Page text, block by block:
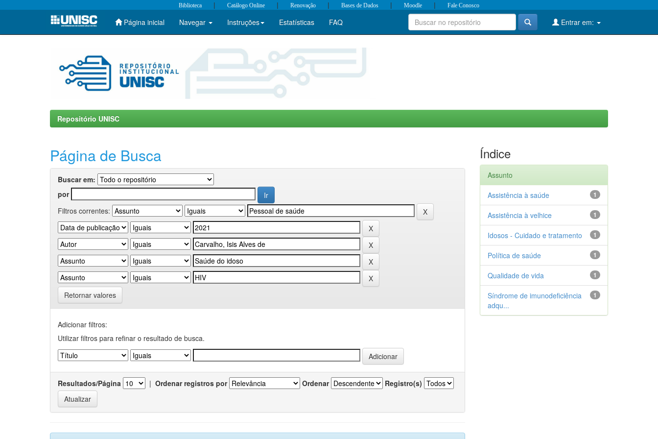
Skip
Biblioteca | Catálogo Online | Renovação | Bases de Dados | Moodle | Fale Conosco
Página inicial Navegar Instruções Estatísticas FAQ Entrar em:
Repositório UNISC
Página de Busca
Buscar em:
por
Filtros correntes:
Retornar valores
Adicionar filtros:
Utilizar filtros para refinar o resultado de busca.
Resultados/Página | Ordenar registros por Ordenar Registro(s)
Índice
Assunto
1
Assistência à saúde
1
Assistência à velhice
1
Idosos - Cuidado e tratamento
1
Política de saúde
1
Qualidade de vida
1
Síndrome de imunodeficiência
adqu...